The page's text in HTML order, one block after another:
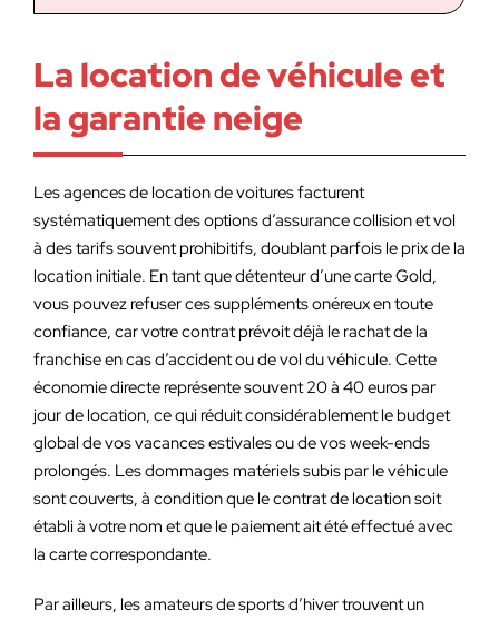
La location de véhicule et
la garantie neige
Les agences de location de voitures facturent
systématiquement des options d’assurance collision et vol
à des tarifs souvent prohibitifs, doublant parfois le prix de la
location initiale. En tant que détenteur d’une carte Gold,
vous pouvez refuser ces suppléments onéreux en toute
confiance, car votre contrat prévoit déjà le rachat de la
franchise en cas d’accident ou de vol du véhicule. Cette
économie directe représente souvent 20 à 40 euros par
jour de location, ce qui réduit considérablement le budget
global de vos vacances estivales ou de vos week-ends
prolongés. Les dommages matériels subis par le véhicule
sont couverts, à condition que le contrat de location soit
établi à votre nom et que le paiement ait été effectué avec
la carte correspondante.
Par ailleurs, les amateurs de sports d’hiver trouvent un